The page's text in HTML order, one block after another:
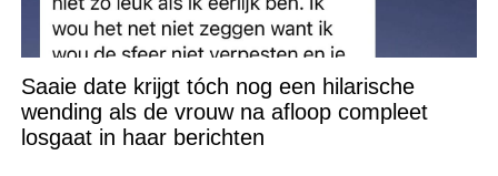
Saaie date krijgt tóch nog een hilarische
wending als de vrouw na afloop compleet
losgaat in haar berichten